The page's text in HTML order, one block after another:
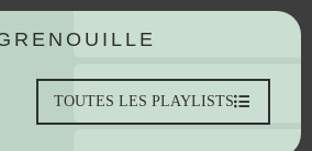
TOUTES LES PLAYLISTS